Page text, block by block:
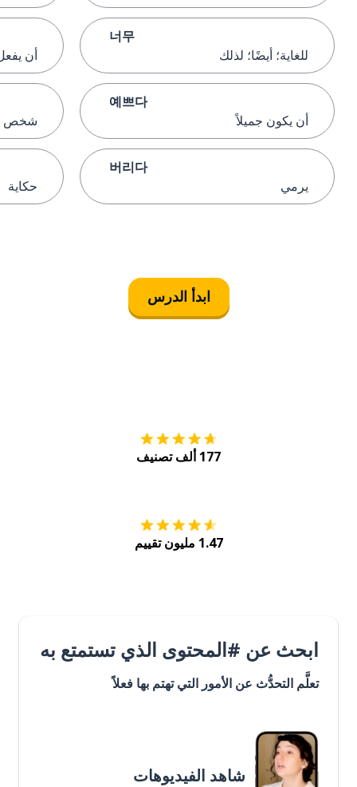
너무
للغاية؛ أيضًا؛ لذلك
예쁘다
أن يكون جميلاً
버리다
يرمي
أن
شخص
حكاية
ابدأ الدرس
177 ألف تصنيف
1.47 مليون تقييم
ابحث عن #المحتوى الذي تستمتع به
تعلَّم التحدُّث عن الأمور التي تهتم بها فعلاً
شاهد الفيديوهات